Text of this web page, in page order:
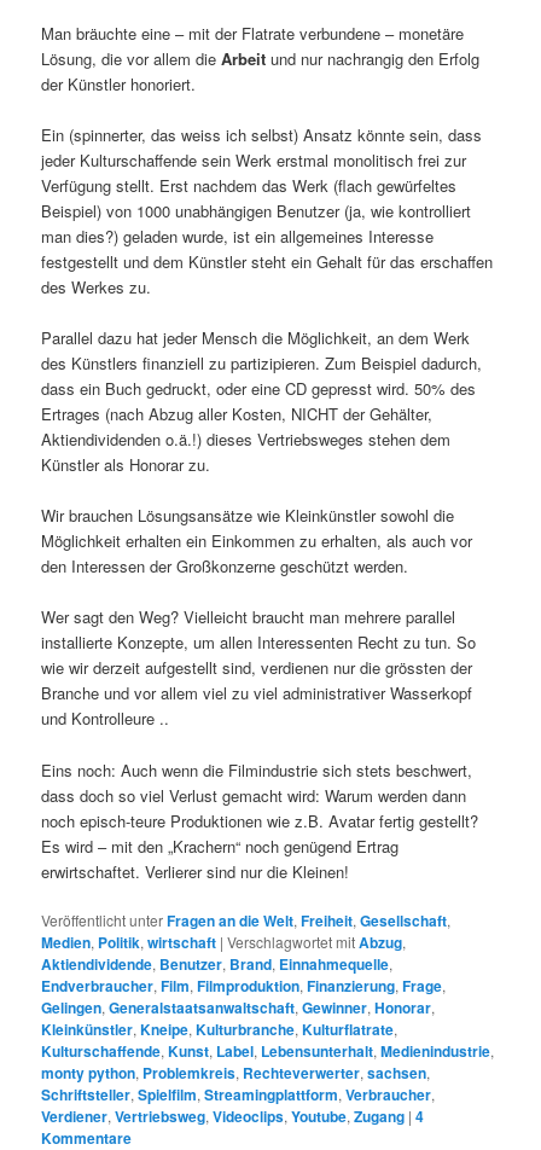
Man bräuchte eine – mit der Flatrate verbundene – monetäre
Lösung, die vor allem dieArbeit und nur nachrangig den Erfolg
der Künstler honoriert.
Ein (spinnerter, das weiss ich selbst) Ansatz könnte sein, dass
jeder Kulturschaffende sein Werk erstmal monolitisch frei zur
Verfügung stellt. Erst nachdem das Werk (flach gewürfeltes
Beispiel) von 1000 unabhängigen Benutzer (ja, wie kontrolliert
man dies?) geladen wurde, ist ein allgemeines Interesse
festgestellt und dem Künstler steht ein Gehalt für das erschaffen
des Werkes zu.
Parallel dazu hat jeder Mensch die Möglichkeit, an dem Werk
des Künstlers finanziell zu partizipieren. Zum Beispiel dadurch,
dass ein Buch gedruckt, oder eine CD gepresst wird. 50% des
Ertrages (nach Abzug aller Kosten, NICHT der Gehälter,
Aktiendividenden o.ä.!) dieses Vertriebsweges stehen dem
Künstler als Honorar zu.
Wir brauchen Lösungsansätze wie Kleinkünstler sowohl die
Möglichkeit erhalten ein Einkommen zu erhalten, als auch vor
den Interessen der Großkonzerne geschützt werden.
Wer sagt den Weg? Vielleicht braucht man mehrere parallel
installierte Konzepte, um allen Interessenten Recht zu tun. So
wie wir derzeit aufgestellt sind, verdienen nur die grössten der
Branche und vor allem viel zu viel administrativer Wasserkopf
und Kontrolleure ..
Eins noch: Auch wenn die Filmindustrie sich stets beschwert,
dass doch so viel Verlust gemacht wird: Warum werden dann
noch episch-teure Produktionen wie z.B. Avatar fertig gestellt?
Es wird – mit den „Krachern“ noch genügend Ertrag
erwirtschaftet. Verlierer sind nur die Kleinen!
Veröffentlicht unterFragen an die Welt,Freiheit,Gesellschaft,
Medien, Politik,wirtschaft |Verschlagwortet mitAbzug,
Aktiendividende, Benutzer, Brand, Einnahmequelle,
Endverbraucher,Film,Filmproduktion,Finanzierung,Frage,
Gelingen,Generalstaatsanwaltschaft,Gewinner,Honorar,
Kleinkünstler,Kneipe,Kulturbranche,Kulturflatrate,
Kulturschaffende,Kunst, Label, Lebensunterhalt,Medienindustrie,
monty python, Problemkreis, Rechteverwerter,sachsen,
Schriftsteller,Spielfilm,Streamingplattform,Verbraucher,
Verdiener,Vertriebsweg,Videoclips,Youtube,Zugang |4
Kommentare